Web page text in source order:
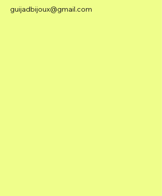
guijadbijoux@gmail.com